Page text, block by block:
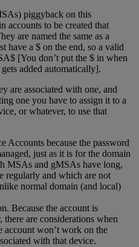
piggyback on this
accounts to be created that
are named the same as a
have a $ on the end, so a valid
[You don’t put the $ in when
added automatically].
are associated with one, and
one you have to assign it to a
or whatever, to use that
Accounts because the password
just as it is for the domain
MSAs and gMSAs have long,
regularly and which are not
normal domain (and local)
Because the account is
there are considerations when
account won’t work on the
with that device.